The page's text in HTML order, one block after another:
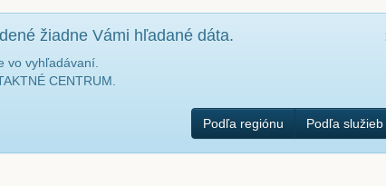
žiadne Vámi hľadané dáta.
vo vyhľadávaní.
CENTRUM.
Podľa regiónu
Podľa služieb